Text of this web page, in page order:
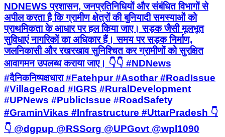
NDNEWS प्रशासन, जनप्रतिनिधियों और संबंधित विभागों से
अपील करता है कि ग्रामीण क्षेत्रों की बुनियादी समस्याओं को
प्राथमिकता के आधार पर हल किया जाए। सड़क जैसी मूलभूत
सुविधाएं नागरिकों का अधिकार हैं। समय पर सड़क निर्माण,
जलनिकासी और रखरखाव सुनिश्चित कर ग्रामीणों को सुरक्षित
आवागमन उपलब्ध कराया जाए। 👇👇 #NDNews
#दैनिकनिष्पक्षधारा #Fatehpur #Asothar #RoadIssue
#VillageRoad #IGRS #RuralDevelopment
#UPNews #PublicIssue #RoadSafety
#GraminVikas #Infrastructure #UttarPradesh 👇
👇 @dgpup @RSSorg @UPGovt @wpl1090